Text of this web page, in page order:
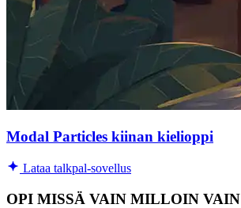
Modal Particles kiinan kielioppi
Lataa talkpal-sovellus
OPI MISSÄ VAIN MILLOIN VAIN